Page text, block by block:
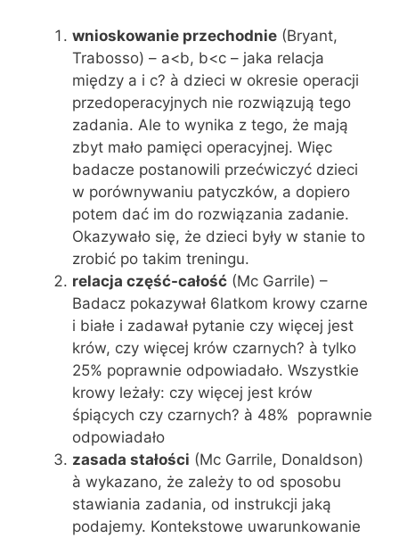
wnioskowanie przechodnie (Bryant,
Trabosso) – a<b, b<c – jaka relacja
między a i c? à dzieci w okresie operacji
przedoperacyjnych nie rozwiązują tego
zadania. Ale to wynika z tego, że mają
zbyt mało pamięci operacyjnej. Więc
badacze postanowili przećwiczyć dzieci
w porównywaniu patyczków, a dopiero
potem dać im do rozwiązania zadanie.
Okazywało się, że dzieci były w stanie to
zrobić po takim treningu.
relacja część-całość (Mc Garrile) –
Badacz pokazywał 6latkom krowy czarne
i białe i zadawał pytanie czy więcej jest
krów, czy więcej krów czarnych? à tylko
25% poprawnie odpowiadało. Wszystkie
krowy leżały: czy więcej jest krów
śpiących czy czarnych? à 48% poprawnie
odpowiadało
zasada stałości (Mc Garrile, Donaldson)
à wykazano, że zależy to od sposobu
stawiania zadania, od instrukcji jaką
podajemy. Kontekstowe uwarunkowanie